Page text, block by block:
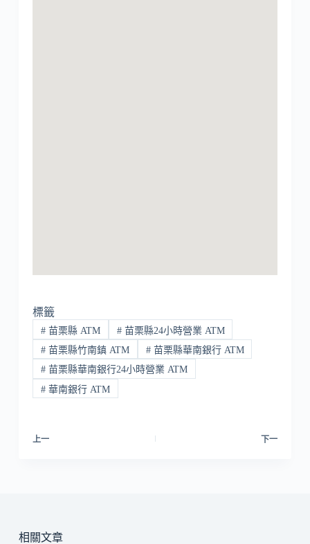
標籤
#苗栗縣 ATM #苗栗縣24小時營業 ATM
#苗栗縣竹南鎮 ATM #苗栗縣華南銀行 ATM
#苗栗縣華南銀行24小時營業 ATM
#華南銀行 ATM
上一 下一
相關文章